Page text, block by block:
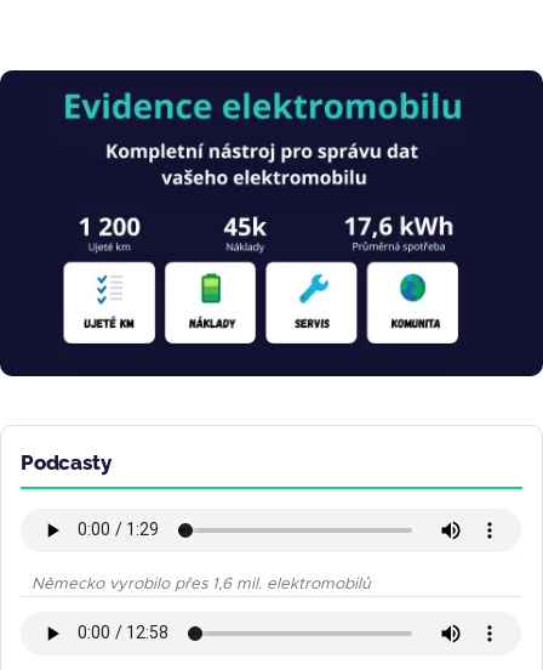
Obrázek
Podcasty
Německo vyrobilo přes 1,6 mil. elektromobilů